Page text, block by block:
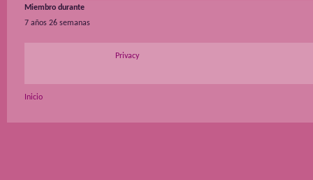
Miembro durante
7 años 26 semanas
Privacy
Inicio